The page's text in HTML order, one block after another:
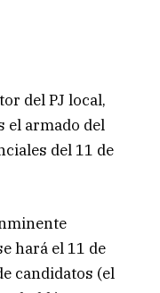
del PJ local,
el armado del
del 11 de
hará el 11 de
candidatos (el